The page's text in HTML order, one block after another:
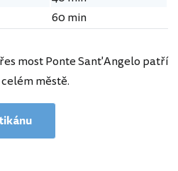
60 min
most Ponte Sant'Angelo patří
městě.